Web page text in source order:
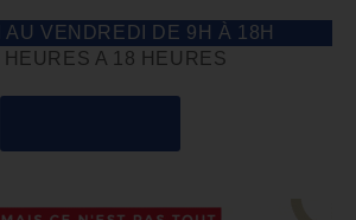
AU VENDREDI DE 9H À 18H
HEURES A 18 HEURES